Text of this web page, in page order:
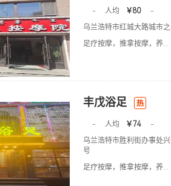
- 人均 ￥80
-
乌兰浩特市红城大路城市
足疗按摩，推拿按摩，养...
丰戊浴足 热
- 人均 ￥74
-
乌兰浩特市胜利街办事处
号
足疗按摩，推拿按摩，养...